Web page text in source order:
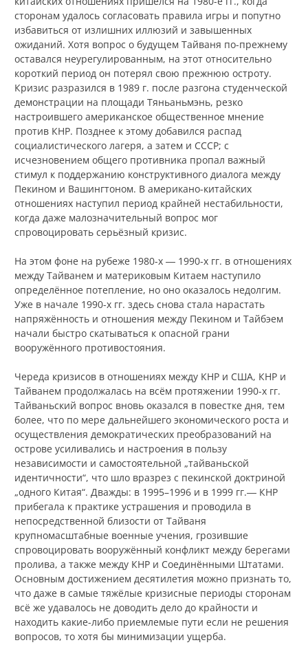
сторонам удалось согласовать правила игры и попутно
избавиться от излишних иллюзий и завышенных
ожиданий. Хотя вопрос о будущем Тайваня по-прежнему
оставался неурегулированным, на этот относительно
короткий период он потерял свою прежнюю остроту.
Кризис разразился в 1989 г. после разгона студенческой
демонстрации на площади Тяньаньмэнь, резко
настроившего американское общественное мнение
против КНР. Позднее к этому добавился распад
социалистического лагеря, а затем и СССР; с
исчезновением общего противника пропал важный
стимул к поддержанию конструктивного диалога между
Пекином и Вашингтоном. В американо-китайских
отношениях наступил период крайней нестабильности,
когда даже малозначительный вопрос мог
спровоцировать серьёзный кризис.
На этом фоне на рубеже 1980-х ― 1990-х гг. в отношениях
между Тайванем и материковым Китаем наступило
определённое потепление, но оно оказалось недолгим.
Уже в начале 1990-х гг. здесь снова стала нарастать
напряжённость и отношения между Пекином и Тайбэем
начали быстро скатываться к опасной грани
вооружённого противостояния.
Череда кризисов в отношениях между КНР и США, КНР и
Тайванем продолжалась на всём протяжении 1990-х гг.
Тайваньский вопрос вновь оказался в повестке дня, тем
более, что по мере дальнейшего экономического роста и
осуществления демократических преобразований на
острове усиливались и настроения в пользу
независимости и самостоятельной „тайваньской
идентичности“, что шло вразрез с пекинской доктриной
„одного Китая“. Дважды: в 1995–1996 и в 1999 гг.― КНР
прибегала к практике устрашения и проводила в
непосредственной близости от Тайваня
крупномасштабные военные учения, грозившие
спровоцировать вооружённый конфликт между берегами
пролива, а также между КНР и Соединёнными Штатами.
Основным достижением десятилетия можно признать то,
что даже в самые тяжёлые кризисные периоды сторонам
всё же удавалось не доводить дело до крайности и
находить какие-либо приемлемые пути если не решения
вопросов, то хотя бы минимизации ущерба.